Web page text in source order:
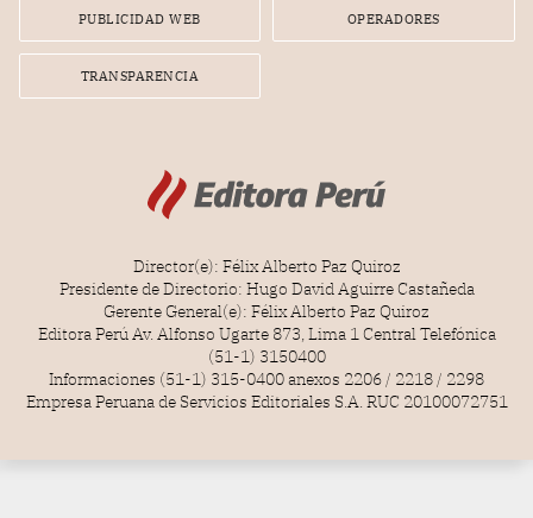
PUBLICIDAD WEB OPERADORES
TRANSPARENCIA
Director(e): Félix Alberto Paz Quiroz
Presidente de Directorio: Hugo David Aguirre Castañeda
Gerente General(e): Félix Alberto Paz Quiroz
Editora Perú Av. Alfonso Ugarte 873, Lima 1 Central Telefónica
(51-1) 3150400
Informaciones (51-1) 315-0400 anexos 2206 / 2218 / 2298
Empresa Peruana de Servicios Editoriales S.A. RUC 20100072751